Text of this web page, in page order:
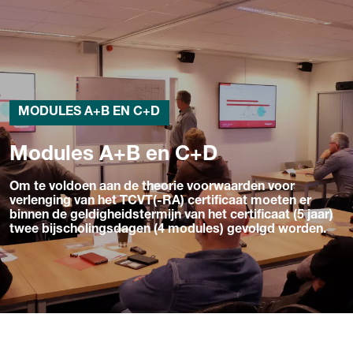
MODULES A+B EN C+D
Modules A+B en C+D
Om te voldoen aan de theorie voorwaarden voor
verlenging van het TCVT(-RA) certificaat moeten er
binnen de geldigheidstermijn van het certificaat (5 jaar)
twee bijscholingsdagen (4 modules) gevolgd worden.